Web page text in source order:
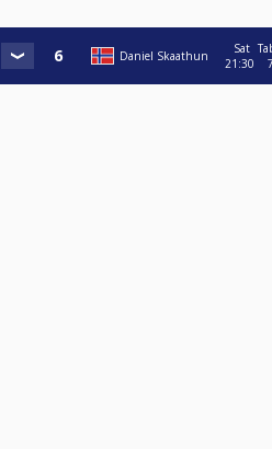
Daniel Skaathun
Sat
21:30